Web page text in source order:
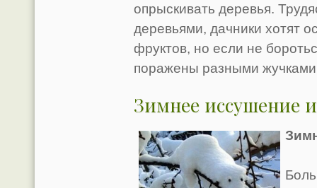
опрыскивать деревья.
деревьями, дачники хотят
фруктов, но если не
поражены разными
Зимнее иссушение